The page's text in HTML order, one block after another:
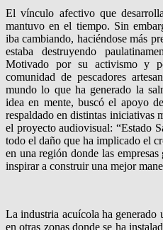
El vínculo afectivo que
mantuvo en el tiempo. Sin
iba cambiando, haciéndose más
estaba destruyendo
Motivado por su activismo y
comunidad de pescadores
mundo lo que ha generado la
idea en mente, buscó el apoyo
respaldado en distintas iniciativas
el proyecto audiovisual: “Estado
todo el daño que ha implicado el
en una región donde las
inspirar a construir una mejor
La industria acuícola ha
en otras zonas donde se ha